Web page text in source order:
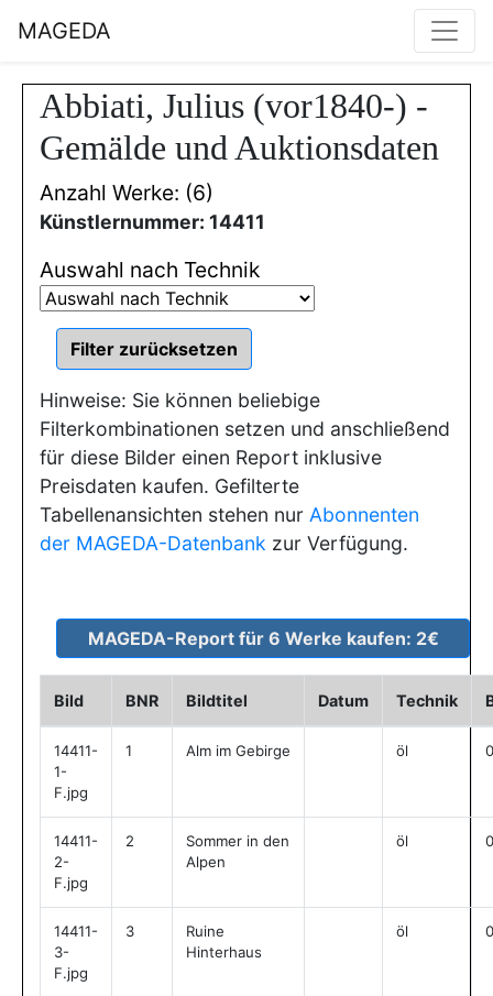
MAGEDA
Abbiati, Julius (vor1840-) -
Gemälde und Auktionsdaten
Anzahl Werke: (6)
Künstlernummer: 14411
Auswahl nach Technik
Hinweise: Sie können beliebige
Filterkombinationen setzen und anschließend
für diese Bilder einen Report inklusive
Preisdaten kaufen. Gefilterte
Tabellenansichten stehen nur Abonnenten
der MAGEDA-Datenbank zur Verfügung.
Bild BNR Bildtitel Datum Technik
14411-
1-
F.jpg
1 Alm im Gebirge öl 0
14411-
2-
F.jpg
2
Sommer in den
Alpen
öl 0
14411-
3-
F.jpg
3
Ruine
Hinterhaus
öl 0